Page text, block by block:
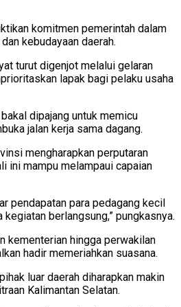
komitmen pemerintah dalam
kebudayaan daerah.
turut digenjot melalui gelaran
lapak bagi pelaku usaha
dipajang untuk memicu
jalan kerja sama dagang.
mengharapkan perputaran
ini mampu melampaui capaian
pendapatan para pedagang kecil
berlangsung,” pungkasnya.
kementerian hingga perwakilan
hadir memeriahkan suasana.
luar daerah diharapkan makin
Kalimantan Selatan.